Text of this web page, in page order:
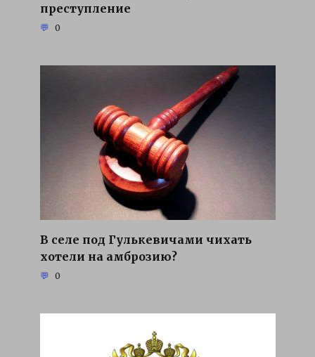
преступление
0
В селе под Гулькевичами чихать
хотели на амброзию?
0